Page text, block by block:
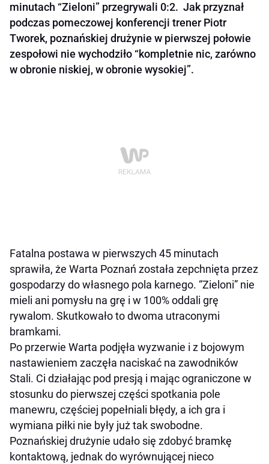
minutach “Zieloni” przegrywali 0:2. Jak przyznał
podczas pomeczowej konferencji trener Piotr
Tworek, poznańskiej drużynie w pierwszej połowie
zespołowi nie wychodziło “kompletnie nic, zarówno
w obronie niskiej, w obronie wysokiej”.
Fatalna postawa w pierwszych 45 minutach
sprawiła, że Warta Poznań została zepchnięta przez
gospodarzy do własnego pola karnego. “Zieloni” nie
mieli ani pomysłu na grę i w 100% oddali grę
rywalom. Skutkowało to dwoma utraconymi
bramkami.
Po przerwie Warta podjęła wyzwanie i z bojowym
nastawieniem zaczęła naciskać na zawodników
Stali. Ci działając pod presją i mając ograniczone w
stosunku do pierwszej części spotkania pole
manewru, częściej popełniali błędy, a ich gra i
wymiana piłki nie były już tak swobodne.
Poznańskiej drużynie udało się zdobyć bramkę
kontaktową, jednak do wyrównującej nieco